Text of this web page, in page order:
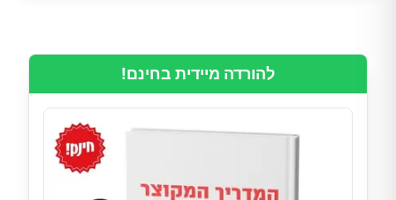
להורדה מיידית בחינם!